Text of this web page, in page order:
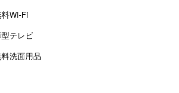
Wi-Fi
テレビ
洗面用品